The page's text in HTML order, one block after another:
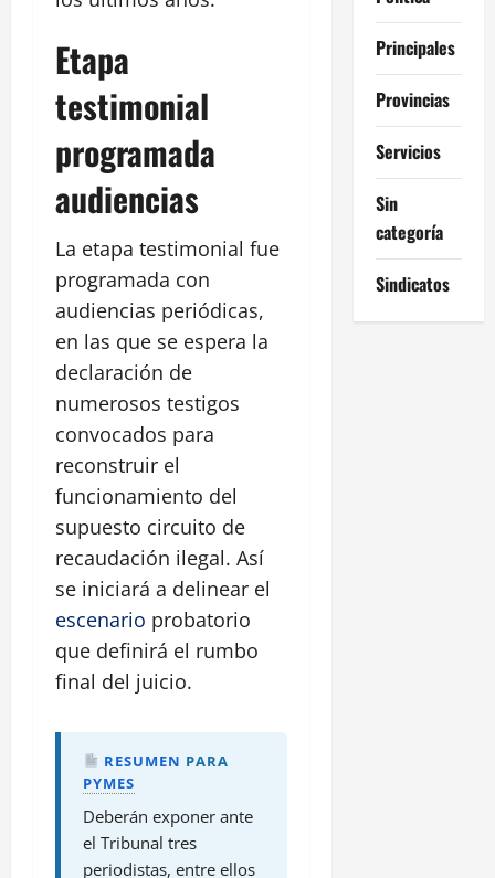
Etapa
testimonial
programada
audiencias
La etapa testimonial fue
programada con
audiencias periódicas,
en las que se espera la
declaración de
numerosos testigos
convocados para
reconstruir el
funcionamiento del
supuesto circuito de
recaudación ilegal. Así
se iniciará a delinear el
escenario probatorio
que definirá el rumbo
final del juicio.
RESUMEN PARA
PYMES
Deberán exponer ante
el Tribunal tres
periodistas, entre ellos
Principales
Provincias
Servicios
Sin
categoría
Sindicatos